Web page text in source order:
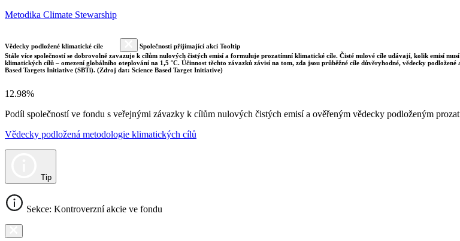
Metodika Climate Stewarship
Vědecky podložené klimatické cíle
Společnosti přijímající akci Tooltip
Stále více společností se dobrovolně zavazuje k cílům nulových čistých emisí a formuluje prozatímní klimatické cíle. Čisté nulové cíle udávají, kolik emisí
klimatických cílů – omezení globálního oteplování na 1,5 °C. Účinnost těchto závazků závisí na tom, zda jsou průběžné cíle důvěryhodné, vědecky
Based Targets Initiative (SBTi). (Zdroj dat: Science Based Target Initiative)
12.98%
Podíl společností ve fondu s veřejnými závazky k cílům nulových čistých emisí a ověřeným vědecky podloženým
Vědecky podložená metodologie klimatických cílů
Tip
Sekce: Kontroverzní akcie ve fondu